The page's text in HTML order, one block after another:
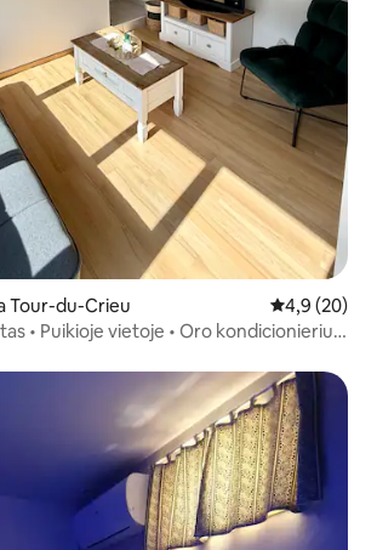
Tour-du-Crieu Vidutinis
4,9 (20)
• Puikioje vietoje • Oro kondicionierius